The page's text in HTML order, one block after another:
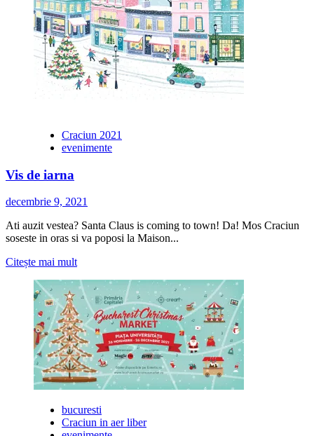
Craciun 2021
evenimente
Vis de iarna
decembrie 9, 2021
Ati auzit vestea? Santa Claus is coming to town! Da! Mos Craciun
soseste in oras si va poposi la Maison...
Citește mai multCitește
multe
despre
Vis
de
iarna
bucuresti
Craciun in aer liber